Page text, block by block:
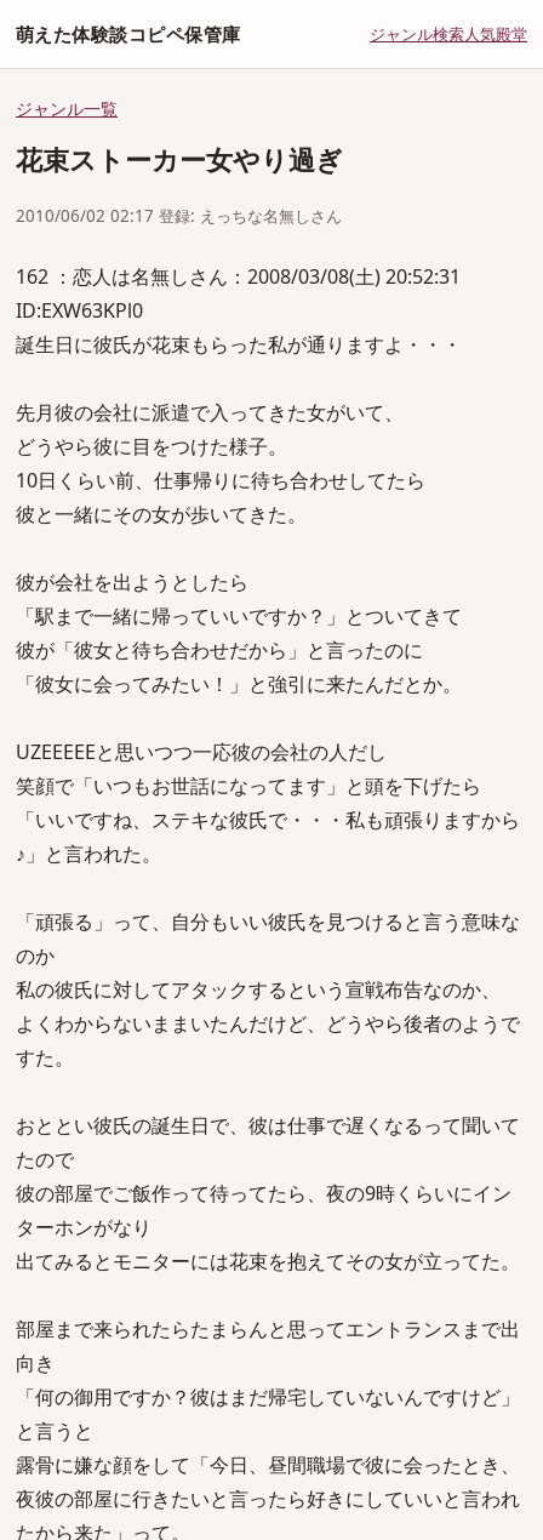
萌えた体験談コピペ保管庫 ジャンル検索人気殿堂
ジャンル一覧
花束ストーカー女やり過ぎ
2010/06/02 02:17 登録: えっちな名無しさん
162 ：恋人は名無しさん：2008/03/08(土) 20:52:31
ID:EXW63KPl0
誕生日に彼氏が花束もらった私が通りますよ・・・
先月彼の会社に派遣で入ってきた女がいて、
どうやら彼に目をつけた様子。
10日くらい前、仕事帰りに待ち合わせしてたら
彼と一緒にその女が歩いてきた。
彼が会社を出ようとしたら
「駅まで一緒に帰っていいですか？」とついてきて
彼が「彼女と待ち合わせだから」と言ったのに
「彼女に会ってみたい！」と強引に来たんだとか。
UZEEEEEと思いつつ一応彼の会社の人だし
笑顔で「いつもお世話になってます」と頭を下げたら
「いいですね、ステキな彼氏で・・・私も頑張りますから
♪」と言われた。
「頑張る」って、自分もいい彼氏を見つけると言う意味な
のか
私の彼氏に対してアタックするという宣戦布告なのか、
よくわからないままいたんだけど、どうやら後者のようで
すた。
おととい彼氏の誕生日で、彼は仕事で遅くなるって聞いて
たので
彼の部屋でご飯作って待ってたら、夜の9時くらいにイン
ターホンがなり
出てみるとモニターには花束を抱えてその女が立ってた。
部屋まで来られたらたまらんと思ってエントランスまで出
向き
「何の御用ですか？彼はまだ帰宅していないんですけど」
と言うと
露骨に嫌な顔をして「今日、昼間職場で彼に会ったとき、
夜彼の部屋に行きたいと言ったら好きにしていいと言われ
たから来た」って。